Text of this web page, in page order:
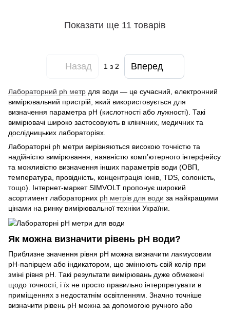
Показати ще 11 товарів
Назад 1з 2 Вперед
Лабораторний ph метр для води — це сучасний, електронний
вимірювальний пристрій, який використовується для
визначення параметра рН (кислотності або лужності). Такі
вимірювачі широко застосовують в клінічних, медичних та
дослідницьких лабораторіях.
Лабораторні ph метри вирізняються високою точністю та
надійністю вимірювання, наявністю комп’ютерного інтерфейсу
та можливістю визначення інших параметрів води (ОВП,
температура, провідність, концентрація іонів, TDS, солоність,
тощо). Інтернет-маркет SIMVOLT пропонує широкий
асортимент лабораторних ph метрів для води за найкращими
цінами на ринку вимірювальної техніки України.
Як можна визначити рівень рН води?
Приблизне значення рівня рН можна визначити лакмусовим
рН-папірцем або індикатором, що змінюють свій колір при
зміні рівня рН. Такі результати вимірювань дуже обмежені
щодо точності, і їх не просто правильно інтерпретувати в
приміщеннях з недостатнім освітленням. Значно точніше
визначити рівень рН можна за допомогою ручного або